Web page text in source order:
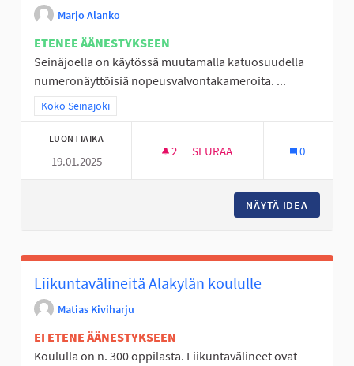
Marjo Alanko
ETENEE ÄÄNESTYKSEEN
Seinäjoella on käytössä muutamalla katuosuudella
numeronäyttöisiä nopeusvalvontakameroita. ...
Rajaa tulokset teeman mukaan: Koko Seinäjoki
Koko Seinäjoki
LUONTIAIKA
19.01.2025
2 2 SEURAAJAA
SEURAA 0
NÄYTÄ IDEA
Liikuntavälineitä Alakylän koululle
Matias Kiviharju
EI ETENE ÄÄNESTYKSEEN
Koululla on n. 300 oppilasta. Liikuntavälineet ovat